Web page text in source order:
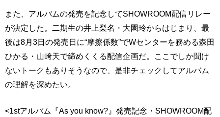
また、アルバムの発売を記念してSHOWROOM配信リレー
が決定した。二期生の井上梨名・大園玲からはじまり、最
後は8月3日の発売日に“摩擦係数”でWセンターを務める森田
ひかる・山﨑天で締めくくる配信企画だ。ここでしか聞け
ないトークもありそうなので、是非チェックしてアルバム
の理解を深めたい。
<1stアルバム『As you know?』発売記念・SHOWROOM配